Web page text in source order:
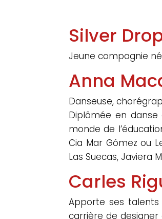
Silver
Jeune compagnie
Anna
Danseuse,
Diplômée en
monde de
Cia Mar Gómez ou
Las Suecas, Javiera
Carles
Apporte ses talents
carrière de